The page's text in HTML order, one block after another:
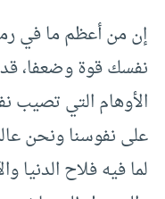
إن من أعظم ما في
نفسك قوة وضعفا،
الأوهام التي تصيب
على نفوسنا ونحن
لما فيه فلاح الدنيا